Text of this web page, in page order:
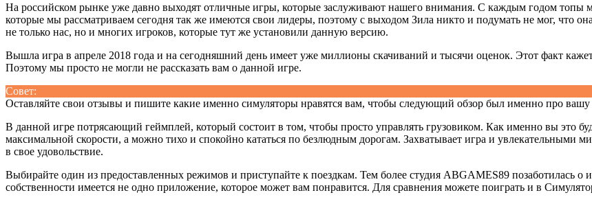
На российском рынке уже давно выходят отличные игры, которые заслуживают нашего внимания. С каждым годом
которые мы рассматриваем сегодня так же имеются свои лидеры, поэтому с выходом Зила никто и подумать не мог, что
не только нас, но и многих игроков, которые тут же установили данную версию.
Вышла игра в апреле 2018 года и на сегодняшний день имеет уже миллионы скачиваний и тысячи оценок. Этот факт
Поэтому мы просто не могли не рассказать вам о данной игре.
Совет:
Оставляйте свои отзывы и пишите какие именно симуляторы нравятся вам, чтобы следующий обзор был именно про
В данной игре потрясающий геймплей, который состоит в том, чтобы просто управлять грузовиком. Как именно вы это
максимальной скорости, а можно тихо и спокойно кататься по безлюдным дорогам. Захватывает игра и увлекательными
в свое удовольствие.
Выбирайте один из предоставленных режимов и приступайте к поездкам. Тем более студия ABGAMES89 позаботилась
собственности имеется не одно приложение, которое может вам понравится. Для сравнения можете поиграть и в